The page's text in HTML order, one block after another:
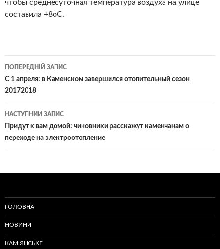
чтобы среднесуточная температура воздуха на улице
составила +8оС.
Навігація
по
ПОПЕРЕДНІЙ ЗАПИС
С 1 апреля: в Каменском завершился отопительный сезон
20172018
НАСТУПНИЙ ЗАПИС
Придут к вам домой: чиновники расскажут каменчанам о
переходе на электроотопление
ГОЛОВНА
НОВИНИ
КАМ’ЯНСЬКЕ